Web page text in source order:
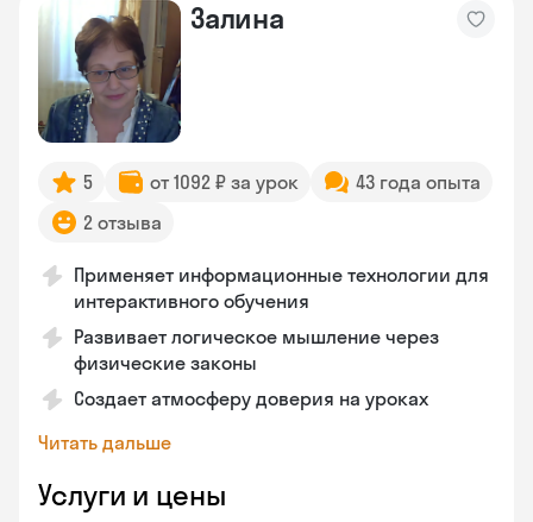
Залина
5 от 1092 ₽ за урок
43 года опыта
2 отзыва
Применяет информационные технологии для
интерактивного обучения
Развивает логическое мышление через
физические законы
Создает атмосферу доверия на уроках
Читать дальше
Услуги и цены